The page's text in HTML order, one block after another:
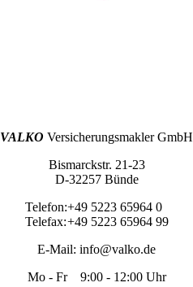
VALKO Versicherungsmakler GmbH
Bismarckstr. 21-23
D-32257 Bünde
Telefon:+49 5223 65964 0
Telefax:+49 5223 65964 99
E-Mail: info@valko.de
Mo - Fr 9:00 - 12:00 Uhr